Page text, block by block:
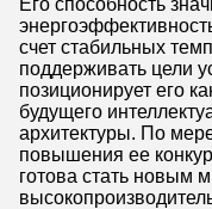
Его способность
счет стабильных
поддерживать цели
позиционирует его
будущего
архитектуры. По
повышения ее
готова стать новым